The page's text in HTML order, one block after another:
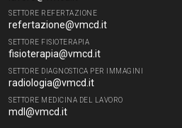
SETTORE REFERTAZIONE
refertazione@vmcd.it
SETTORE FISIOTERAPIA
fisioterapia@vmcd.it
SETTORE DIAGNOSTICA PER IMMAGINI
radiologia@vmcd.it
SETTORE MEDICINA DEL LAVORO
mdl@vmcd.it